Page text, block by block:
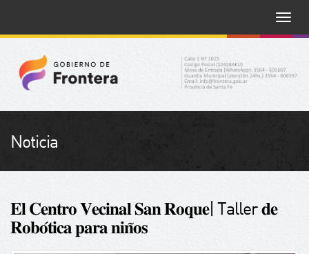
Toggle
Noticia
𝐄𝐥 𝐂𝐞𝐧𝐭𝐫𝐨 𝐕𝐞𝐜𝐢𝐧𝐚𝐥 𝐒𝐚𝐧 𝐑𝐨𝐪𝐮𝐞| Taller 𝐝𝐞
𝐑𝐨𝐛𝐨́𝐭𝐢𝐜𝐚 𝐩𝐚𝐫𝐚 𝐧𝐢𝐧̃𝐨𝐬